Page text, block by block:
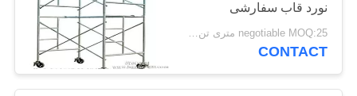
21
نورد قاب سفارشی
negotiable MOQ:25 متری تن / متریک تن
CONTACT